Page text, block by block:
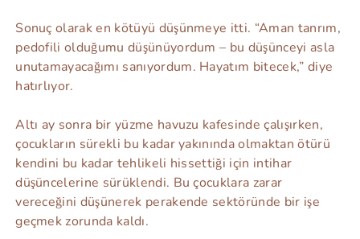
Sonuç olarak en kötüyü düşünmeye itti. “Aman tanrım,
pedofili olduğumu düşünüyordum – bu düşünceyi asla
unutamayacağımı sanıyordum. Hayatım bitecek,” diye
hatırlıyor.
Altı ay sonra bir yüzme havuzu kafesinde çalışırken,
çocukların sürekli bu kadar yakınında olmaktan ötürü
kendini bu kadar tehlikeli hissettiği için intihar
düşüncelerine sürüklendi. Bu çocuklara zarar
vereceğini düşünerek perakende sektöründe bir işe
geçmek zorunda kaldı.